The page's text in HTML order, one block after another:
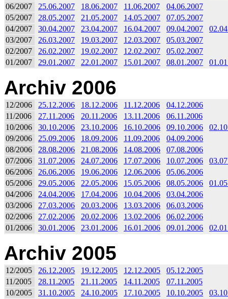
06/2007
25.06.2007 18.06.2007 11.06.2007
04.06.2007
05/2007
28.05.2007 21.05.2007 14.05.2007
07.05.2007
04/2007
30.04.2007 23.04.2007 16.04.2007 09.04.2007
03/2007
26.03.2007 19.03.2007 12.03.2007
05.03.2007
02/2007
26.02.2007 19.02.2007 12.02.2007
05.02.2007
01/2007
29.01.2007 22.01.2007 15.01.2007 08.01.2007
Archiv 2006
12/2006 25.12.2006 18.12.2006 11.12.2006
04.12.2006
11/2006
27.11.2006 20.11.2006 13.11.2006
06.11.2006
10/2006
30.10.2006 23.10.2006 16.10.2006 09.10.2006
09/2006
25.09.2006 18.09.2006 11.09.2006
04.09.2006
08/2006
28.08.2006 21.08.2006 14.08.2006
07.08.2006
07/2006
31.07.2006 24.07.2006 17.07.2006 10.07.2006
06/2006
26.06.2006 19.06.2006 12.06.2006
05.06.2006
05/2006
29.05.2006 22.05.2006 15.05.2006 08.05.2006
04/2006
24.04.2006 17.04.2006 10.04.2006
03.04.2006
03/2006
27.03.2006 20.03.2006 13.03.2006
06.03.2006
02/2006
27.02.2006 20.02.2006 13.02.2006
06.02.2006
01/2006
30.01.2006 23.01.2006 16.01.2006 09.01.2006
Archiv 2005
12/2005 26.12.2005 19.12.2005 12.12.2005
05.12.2005
11/2005
28.11.2005 21.11.2005 14.11.2005
07.11.2005
10/2005
31.10.2005 24.10.2005 17.10.2005 10.10.2005